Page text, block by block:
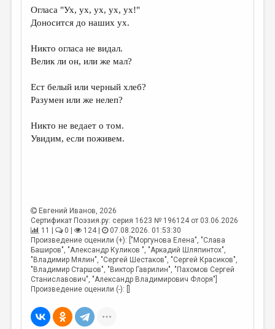
ПУБЛИЦИСТИКА
РЕЦЕНЗИРОВАНИЕ
ЦИКЛЫ ПУБЛИКАЦИЙ
ТРЕДИАКОВСКИЙ
ВКОНТАКТЕ
Огласа "Ух, ух, ух, ух, ух!"
Доносится до наших ух.
Никто огласа не видал.
Велик ли он, или же мал?
Ест белый или черный хлеб?
Разумен или же нелеп?
Никто не ведает о том.
Увидим, если поживем.
Евгений Иванов, 2026
Сертификат Поэзия.ру: серия 1623 № 196124 от 03.06.2026
11 |
0 | 124 |
07.08.2026. 01:53:30
Произведение оценили (+): ["Моргунова Елена", "Слава
Баширов", "Александр Куликов ", "Аркадий Шляпинтох",
"Владимир Мялин", "Сергей Шестаков", "Сергей Красиков",
"Владимир Старшов", "Виктор Гаврилин", "Пахомов Сергей
Станиславович", "Александр Владимирович Флоря"]
Произведение оценили (-): []